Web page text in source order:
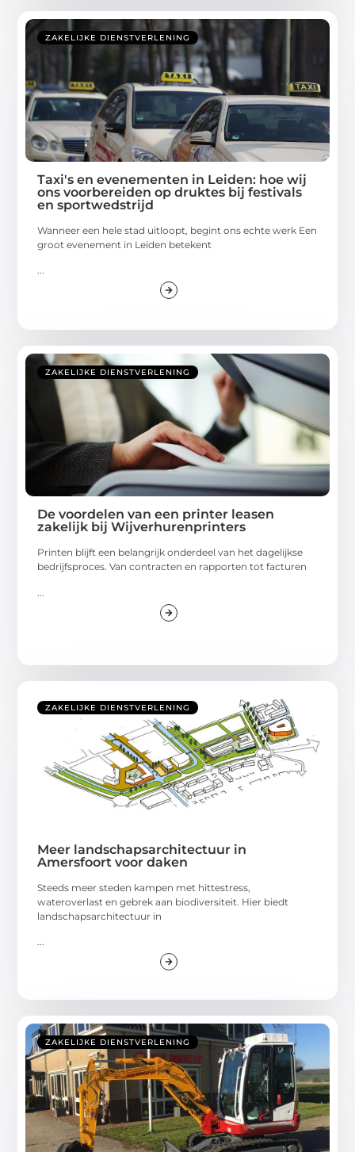
ZAKELIJKE DIENSTVERLENING
Taxi's en evenementen in Leiden: hoe wij
ons voorbereiden op druktes bij festivals
en sportwedstrijd
Wanneer een hele stad uitloopt, begint ons echte werk Een
groot evenement in Leiden betekent
...
ZAKELIJKE DIENSTVERLENING
De voordelen van een printer leasen
zakelijk bij Wijverhurenprinters
Printen blijft een belangrijk onderdeel van het dagelijkse
bedrijfsproces. Van contracten en rapporten tot facturen
ZAKELIJKE DIENSTVERLENING
Meer landschapsarchitectuur in
Amersfoort voor daken
Steeds meer steden kampen met hittestress,
wateroverlast en gebrek aan biodiversiteit. Hier biedt
landschapsarchitectuur in
...
ZAKELIJKE DIENSTVERLENING